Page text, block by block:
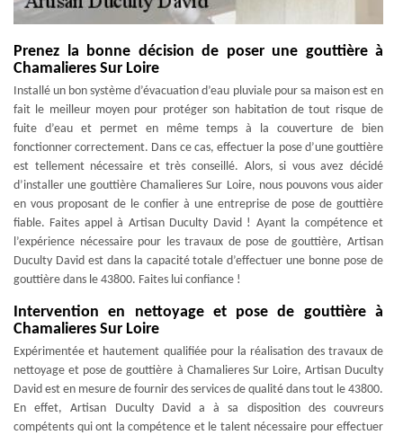
Prenez la bonne décision de poser une gouttière à
Chamalieres Sur Loire
Installé un bon système d’évacuation d’eau pluviale pour sa maison est en
fait le meilleur moyen pour protéger son habitation de tout risque de
fuite d’eau et permet en même temps à la couverture de bien
fonctionner correctement. Dans ce cas, effectuer la pose d’une gouttière
est tellement nécessaire et très conseillé. Alors, si vous avez décidé
d’installer une gouttière Chamalieres Sur Loire, nous pouvons vous aider
en vous proposant de le confier à une entreprise de pose de gouttière
fiable. Faites appel à Artisan Duculty David ! Ayant la compétence et
l’expérience nécessaire pour les travaux de pose de gouttière, Artisan
Duculty David est dans la capacité totale d’effectuer une bonne pose de
gouttière dans le 43800. Faites lui confiance !
Intervention en nettoyage et pose de gouttière à
Chamalieres Sur Loire
Expérimentée et hautement qualifiée pour la réalisation des travaux de
nettoyage et pose de gouttière à Chamalieres Sur Loire, Artisan Duculty
David est en mesure de fournir des services de qualité dans tout le 43800.
En effet, Artisan Duculty David a à sa disposition des couvreurs
compétents qui ont la compétence et le talent nécessaire pour effectuer